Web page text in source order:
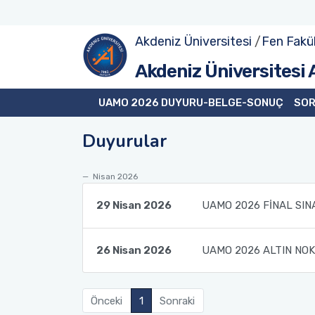
Akdeniz Üniversitesi /Fen
Akdeniz Üniversitesi
UAMO 2026 DUYURU-BELGE-SONUÇ
Duyurular
Nisan 2026
29 Nisan 2026 UAMO 2026 FİNAL
26 Nisan 2026 UAMO 2026 ALTIN
Önceki 1 Sonraki